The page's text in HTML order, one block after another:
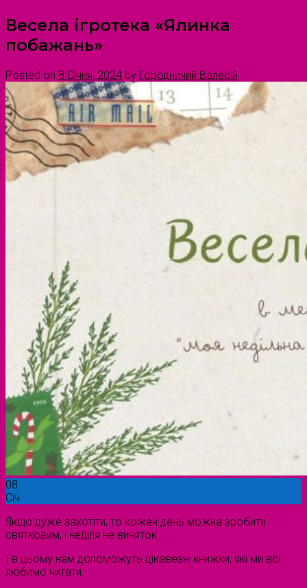
Весела ігротека «Ялинка
побажань»
Posted on 8 Січня, 2024 by Городничий Валерій
08
Січ
Якщо дуже захотіти, то кожен день можна зробити
святковим, і неділя не виняток.
І в цьому нам допоможуть цікавезні книжки, які ми всі
любимо читати.